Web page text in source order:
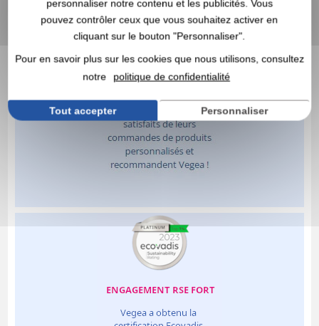
personnaliser notre contenu et les publicités. Vous
pouvez contrôler ceux que vous souhaitez activer en
cliquant sur le bouton "Personnaliser".
Pour en savoir plus sur les cookies que nous utilisons, consultez
notre
politique de confidentialité
Tout accepter Personnaliser